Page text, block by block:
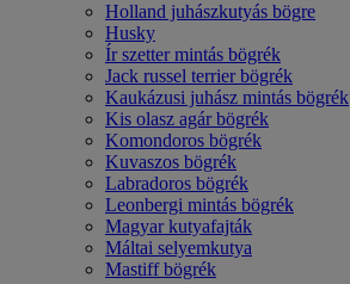
Holland juhászkutyás bögre
Husky
Ír szetter mintás bögrék
Jack russel terrier bögrék
Kaukázusi juhász mintás bögrék
Kis olasz agár bögrék
Komondoros bögrék
Kuvaszos bögrék
Labradoros bögrék
Leonbergi mintás bögrék
Magyar kutyafajták
Máltai selyemkutya
Mastiff bögrék